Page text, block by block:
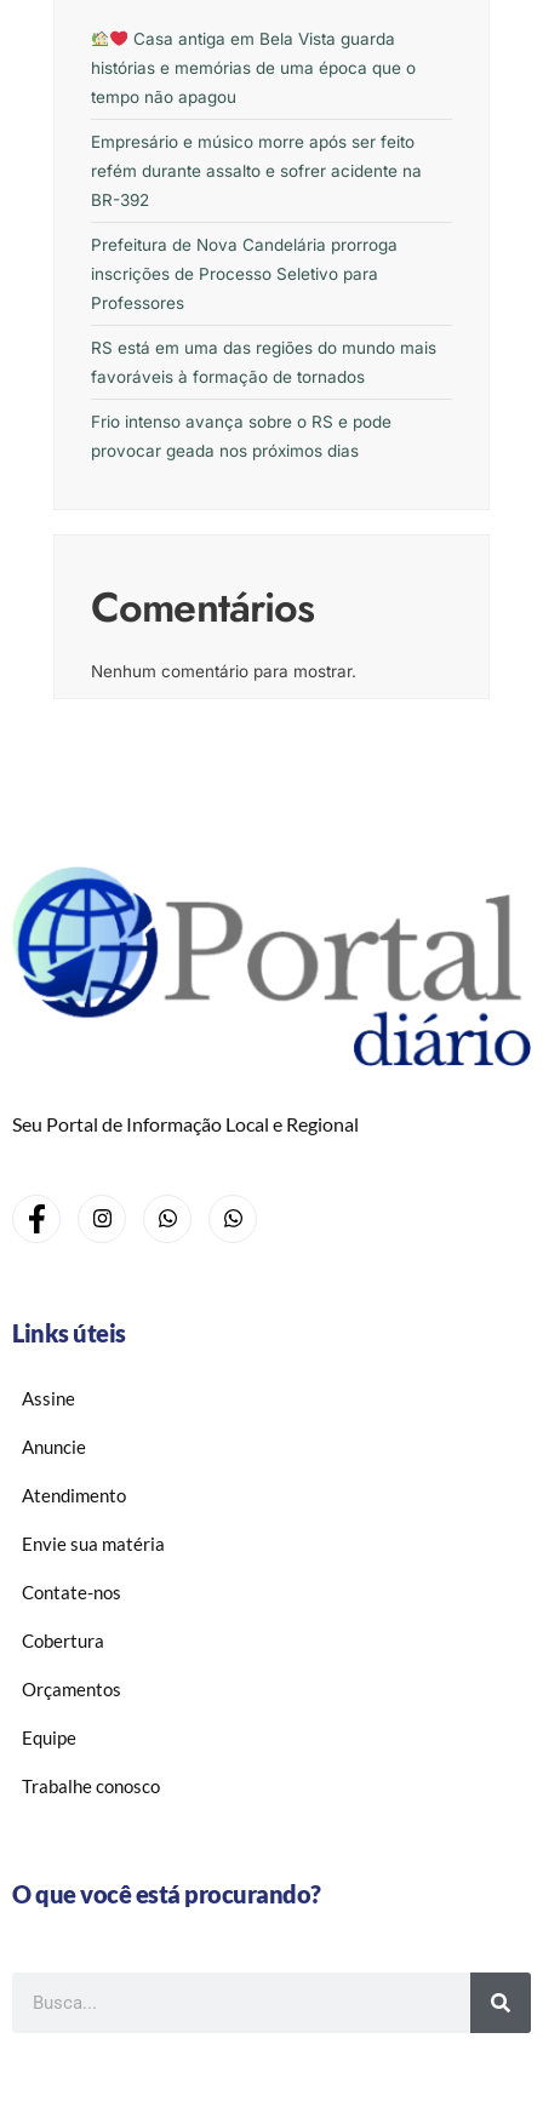
Casa antiga em Bela Vista guarda
histórias e memórias de uma época que o
tempo não apagou
Empresário e músico morre após ser feito
refém durante assalto e sofrer acidente na
BR-392
Prefeitura de Nova Candelária prorroga
inscrições de Processo Seletivo para
Professores
RS está em uma das regiões do mundo mais
favoráveis à formação de tornados
Frio intenso avança sobre o RS e pode
provocar geada nos próximos dias
Comentários
Nenhum comentário para mostrar.
Seu Portal de Informação Local e Regional
Links úteis
Assine
Anuncie
Atendimento
Envie sua matéria
Contate-nos
Cobertura
Orçamentos
Equipe
Trabalhe conosco
O que você está procurando?